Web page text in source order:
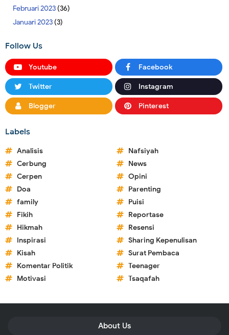
Februari 2023(36)
Januari 2023(3)
Follow Us
Youtube Facebook
Twitter Instagram
Blogger Pinterest
Labels
Analisis
Cerbung
Cerpen
Doa
family
Fikih
Hikmah
Inspirasi
Kisah
Komentar Politik
Motivasi
Nafsiyah
News
Opini
Parenting
Puisi
Reportase
Resensi
Sharing Kepenulisan
Surat Pembaca
Teenager
Tsaqafah
About Us